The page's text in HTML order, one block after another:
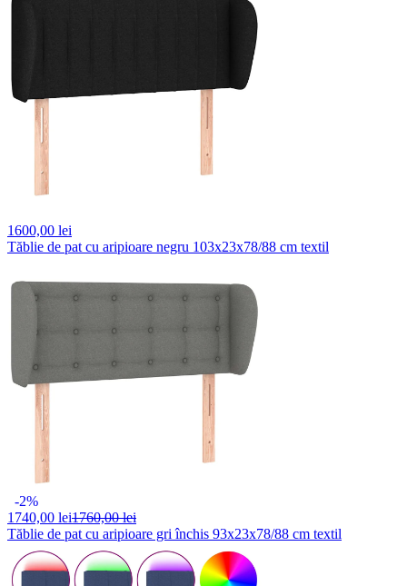
1600,00 lei
Tăblie de pat cu aripioare negru 103x23x78/88 cm textil
-2%
1740,00 lei1760,00 lei
Tăblie de pat cu aripioare gri închis 93x23x78/88 cm textil